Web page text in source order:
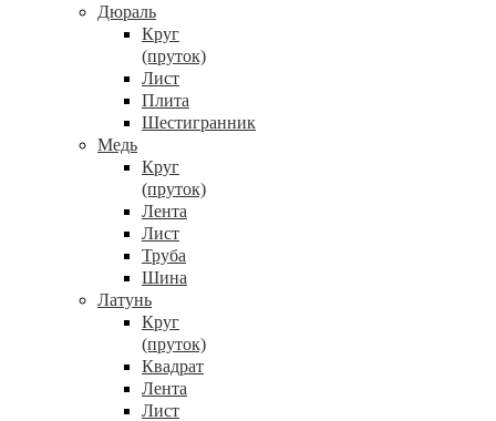
Дюраль
Круг
(пруток)
Лист
Плита
Шестигранник
Медь
Круг
(пруток)
Лента
Лист
Труба
Шина
Латунь
Круг
(пруток)
Квадрат
Лента
Лист